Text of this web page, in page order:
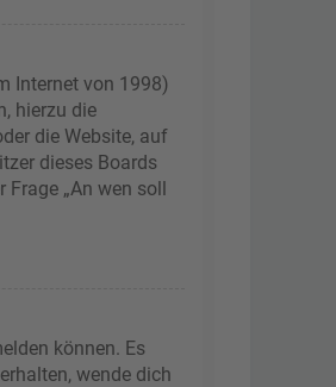
Internet von 1998)
hierzu die
die Website, auf
dieses Boards
„An wen soll
können. Es
wende dich